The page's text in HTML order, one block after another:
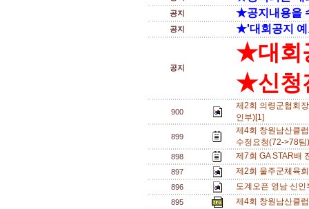
공지 ★공지내용을
공지 ★'대회공지 예
공지
★대회
★신청
900
제2회 의령군협회
인부)[1]
899
제4회 창원남산클
수정요청(72->78
898 제7회 GA STAR배
897 제2회 울주군체육
896 도계오픈 영남 신
895 제4회 창원남산클